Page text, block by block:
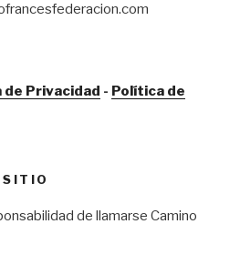
de Privacidad - Política de
SITIO
de llamarse Camino